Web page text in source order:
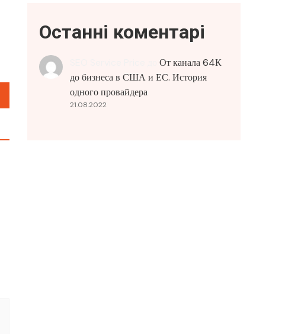
Останні коментарі
От канала 64К
до бизнеса в США и ЕС. История
одного провайдера
21.08.2022